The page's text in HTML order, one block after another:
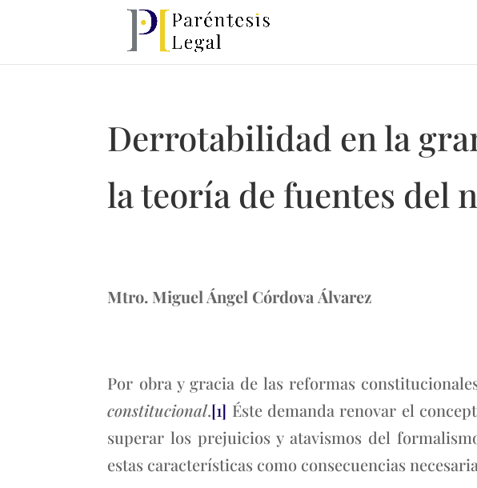
Derrotabilidad en la
la teoría de fuentes del
Mtro. Miguel Ángel Córdova Álvarez
Por obra y gracia de las reformas
constitucional.[1] Éste demanda renovar el
superar los prejuicios y atavismos del
estas características como consecuencias